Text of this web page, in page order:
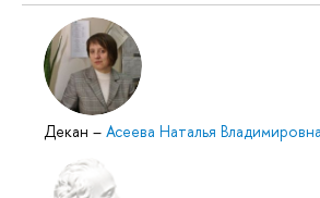
Декан – Асеева Наталья Владимировна